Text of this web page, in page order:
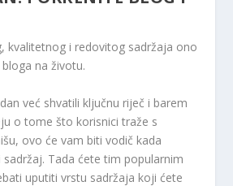
kvalitetnog i redovitog sadržaja ono
na životu.
već shvatili ključnu riječ i barem
o tome što korisnici traže s
ovo će vam biti vodič kada
Tada ćete tim popularnim
uputiti vrstu sadržaja koji ćete